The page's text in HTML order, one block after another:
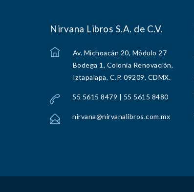
Nirvana Libros S.A. de C.V.
Av. Michoacán 20, Módulo 27
Bodega 1, Colonia Renovación,
Iztapalapa, C.P. 09209, CDMX.
55 5615 8479 | 55 5615 8480
nirvana@nirvanalibros.com.mx